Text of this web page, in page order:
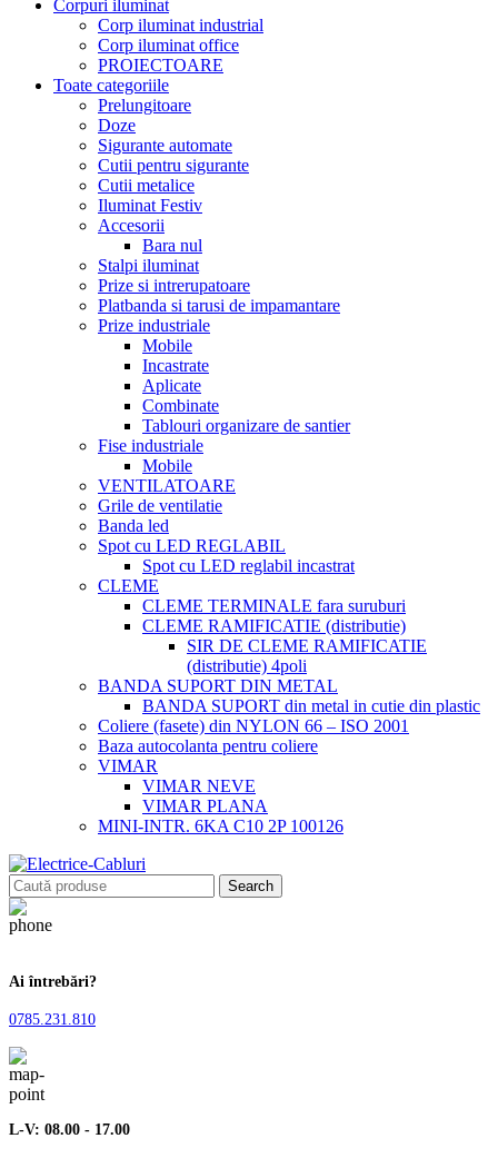
Corpuri iluminat
Corp iluminat industrial
Corp iluminat office
PROIECTOARE
Toate categoriile
Prelungitoare
Doze
Sigurante automate
Cutii pentru sigurante
Cutii metalice
Iluminat Festiv
Accesorii
Bara nul
Stalpi iluminat
Prize si intrerupatoare
Platbanda si tarusi de impamantare
Prize industriale
Mobile
Incastrate
Aplicate
Combinate
Tablouri organizare de santier
Fise industriale
Mobile
VENTILATOARE
Grile de ventilatie
Banda led
Spot cu LED REGLABIL
Spot cu LED reglabil incastrat
CLEME
CLEME TERMINALE fara suruburi
CLEME RAMIFICATIE (distributie)
SIR DE CLEME RAMIFICATIE
(distributie) 4poli
BANDA SUPORT DIN METAL
BANDA SUPORT din metal in cutie din plastic
Coliere (fasete) din NYLON 66 – ISO 2001
Baza autocolanta pentru coliere
VIMAR
VIMAR NEVE
VIMAR PLANA
MINI-INTR. 6KA C10 2P 100126
Search
Ai întrebări?
0785.231.810
L-V: 08.00 - 17.00